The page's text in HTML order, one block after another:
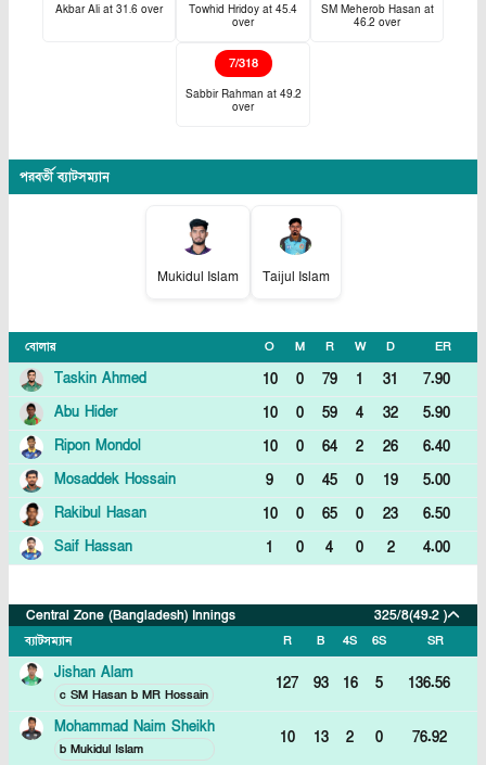
Akbar Aliat 31.6 over Towhid Hridoy at 45.4
over
SM Meherob Hasan at
46.2 over
7/318
Sabbir Rahman at 49.2
over
পরবর্তী ব্যাটসম্যান
Mukidul Islam Taijul Islam
বোলার O M R W D ER
Taskin Ahmed 10 0 79 1 31
7.90
Abu Hider
10 0 59 4 32
5.90
Ripon Mondol
10 0 64 2 26
6.40
Mosaddek Hossain
9 0 45 0 19
5.00
Rakibul Hasan
10 0 65 0 23
6.50
Saif Hassan
1 0 4 0 2 4.00
Central Zone (bangladesh) Innings 325/8(49.2 )
ব্যাটসম্যান R B 4S 6S SR
Jishan Alam
c SM Hasan b MR Hossain
127 93 16 5 136.56
Mohammad Naim Sheikh
b Mukidul Islam
10 13 2 0 76.92